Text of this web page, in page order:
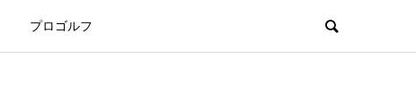
プロゴルフ